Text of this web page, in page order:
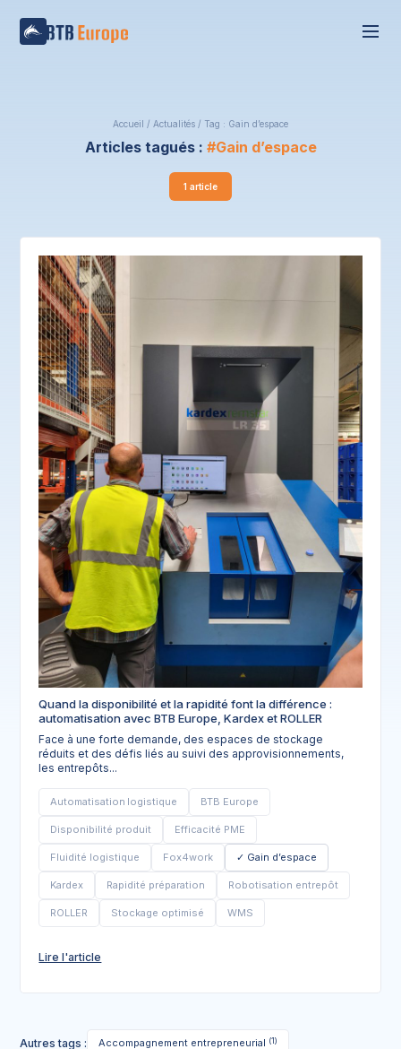
Accueil / Actualités / Tag : Gain d’espace
Articles tagués : Gain d’espace
1 article
Quand la disponibilité et la rapidité font la différence :
automatisation avec BTB Europe, Kardex et ROLLER
Face à une forte demande, des espaces de stockage
réduits et des défis liés au suivi des approvisionnements,
les entrepôts...
Automatisation logistique BTB Europe
Disponibilité produit Efficacité PME
Fluidité logistique Fox4work Gain d’espace
Kardex Rapidité préparation Robotisation entrepôt
ROLLER Stockage optimisé WMS
Lire l'article
Autres tags : Accompagnement entrepreneurial (1)